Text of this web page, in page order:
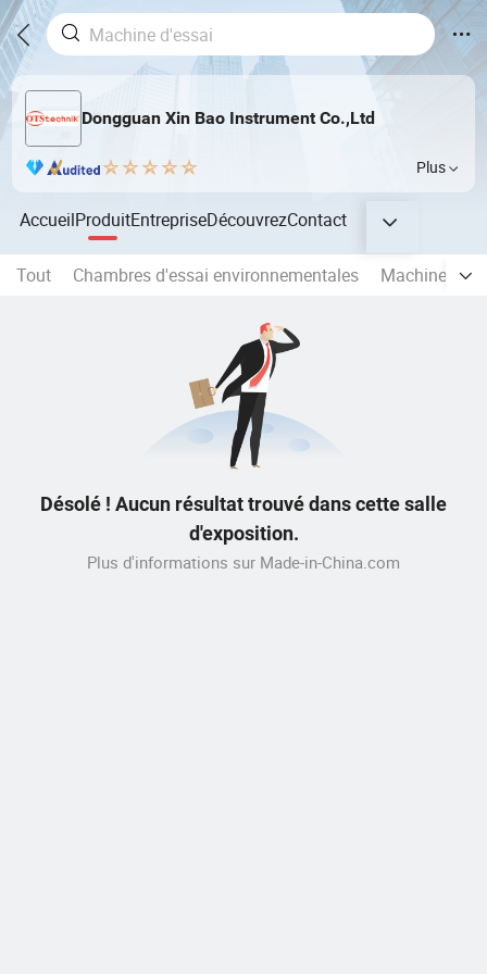
Dongguan Xin Bao Instrument Co.,Ltd
Plus
AccueilProduitEntrepriseDécouvrezContact
Tout Chambres d'essai environnementales Machine
Désolé ! Aucun résultat trouvé dans cette salle
d'exposition.
Plus d'informations sur Made-in-China.com